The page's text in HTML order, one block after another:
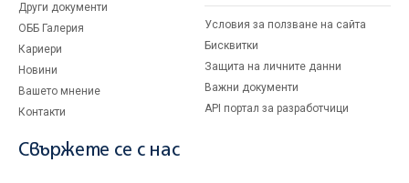
Други документи
ОББ Галерия
Кариери
Новини
Вашето мнение
Контакти
Условия за ползване на сайта
Бисквитки
Защита на личните данни
Важни документи
API портал за разработчици
Свържете се с нас